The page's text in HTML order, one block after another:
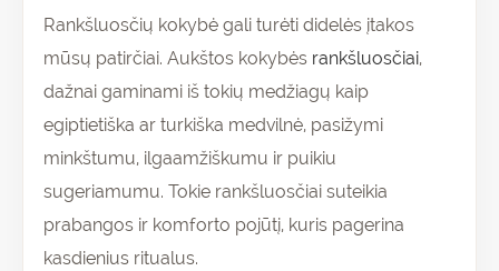
Rankšluosčių kokybė gali turėti didelės įtakos
mūsų patirčiai. Aukštos kokybės rankšluosčiai,
dažnai gaminami iš tokių medžiagų kaip
egiptietiška ar turkiška medvilnė, pasižymi
minkštumu, ilgaamžiškumu ir puikiu
sugeriamumu. Tokie rankšluosčiai suteikia
prabangos ir komforto pojūtį, kuris pagerina
kasdienius ritualus.